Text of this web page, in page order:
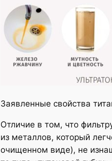
Заявленные свойства
Отличие в том, что
из металлов, который
очищенном виде), не